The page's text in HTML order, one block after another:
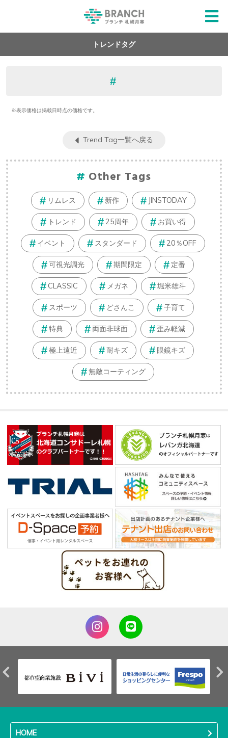
トレンドタグ
※表示価格は掲載日時点の価格です。
Trend Tag一覧へ戻る
Other Tags
リムレス 新作 JINSTODAY
トレンド 25周年 お買い得
イベント スタンダード 20％OFF
可視光調光 期間限定 定番
CLASSIC メガネ 堀米雄斗
スポーツ どさんこ 子育て
特典 両面非球面 歪み軽減
極上遠近 耐キズ 眼鏡キズ
無敵コーティング
HOME